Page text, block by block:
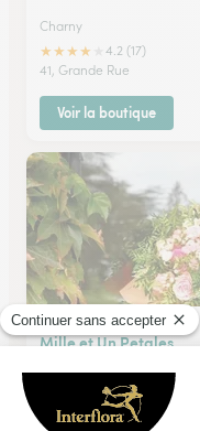
Charny
★★★★
4.2 (17)
41, Grande Rue
Voir la boutique
Mille et Un Petales
★ ★4.9 (18)
24 rue de la Fontaine